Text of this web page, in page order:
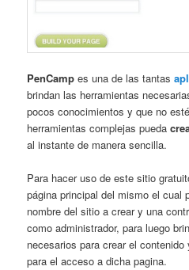
PenCamp es una de las tantas
brindan las herramientas
pocos conocimientos y que no
herramientas complejas pueda
al instante de manera sencilla.
Para hacer uso de este sitio
página principal del mismo el cual
nombre del sitio a crear y una
como administrador, para luego
necesarios para crear el
para el acceso a dicha pagina.